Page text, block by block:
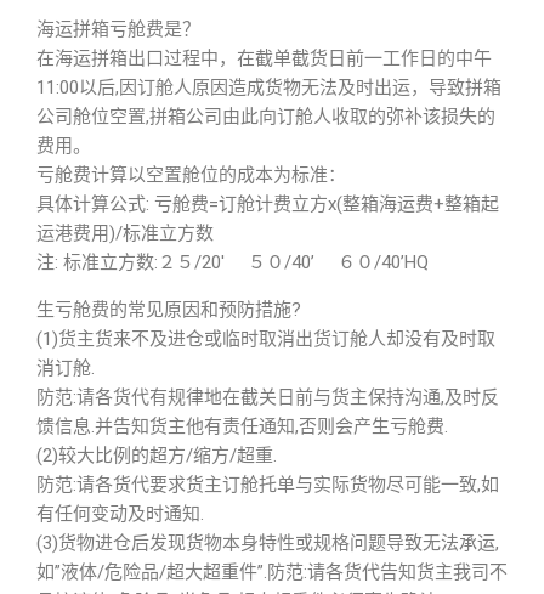
海运拼箱亏舱费是？
在海运拼箱出口过程中，在截单截货日前一工作日的中午
11:00以后,因订舱人原因造成货物无法及时出运，导致拼箱
公司舱位空置,拼箱公司由此向订舱人收取的弥补该损失的
费用。
亏舱费计算以空置舱位的成本为标准：
具体计算公式: 亏舱费=订舱计费立方x(整箱海运费+整箱起
运港费用)/标准立方数
注: 标准立方数:２５/20′ ５０/40’ ６０/40’HQ
生亏舱费的常见原因和预防措施?
(1)货主货来不及进仓或临时取消出货订舱人却没有及时取
消订舱.
防范:请各货代有规律地在截关日前与货主保持沟通,及时反
馈信息.并告知货主他有责任通知,否则会产生亏舱费.
(2)较大比例的超方/缩方/超重.
防范:请各货代要求货主订舱托单与实际货物尽可能一致,如
有任何变动及时通知.
(3)货物进仓后发现货物本身特性或规格问题导致无法承运,
如”液体/危险品/超大超重件”.防范:请各货代告知货主我司不